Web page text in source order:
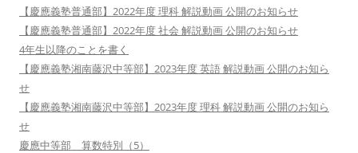
【慶應義塾普通部】2022年度 理科 解説動画 公開のお知らせ
【慶應義塾普通部】2022年度 社会 解説動画 公開のお知らせ
4年生以降のことを書く
【慶應義塾湘南藤沢中等部】2023年度 英語 解説動画 公開のお知ら
せ
【慶應義塾湘南藤沢中等部】2023年度 理科 解説動画 公開のお知ら
せ
慶應中等部 算数特別（5）